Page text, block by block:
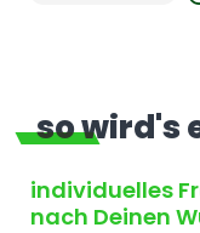
so wird's
individuelles
nach Deinen